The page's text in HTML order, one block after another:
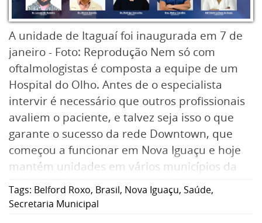
A unidade de Itaguaí foi inaugurada em 7 de
janeiro - Foto: Reprodução Nem só com
oftalmologistas é composta a equipe de um
Hospital do Olho. Antes de o especialista
intervir é necessário que outros profissionais
avaliem o paciente, e talvez seja isso o que
garante o sucesso da rede Downtown, que
começou a funcionar em Nova Iguaçu e hoje
mantém unidades em vários municípios da
Baixada Fluminense, e a partir de um
convenio entre a Prefeitura e o Consórcio
Tags: Belford Roxo, Brasil, Nova Iguaçu, Saúde,
Secretaria Municipal